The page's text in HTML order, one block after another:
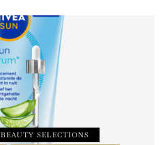
BEAUTY SELECTIONS